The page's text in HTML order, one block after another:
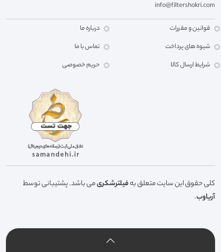
info@filtershokri.com
قوانین و مقررات
شیوه های پرداخت
شرایط ارسال کالا
درباره ما
تماس با ما
حریم خصوصی
کلی حقوق این سایت متعلق بهفیلترشکریمی باشد. پشتیبانی توسط
آریاوب.